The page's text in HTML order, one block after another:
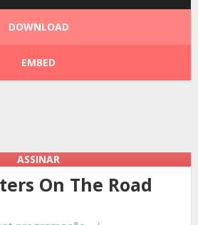
DOWNLOAD
EMBED
ASSINAR
On The Road